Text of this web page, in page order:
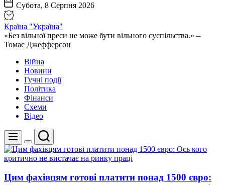
Субота, 8 Серпня 2026
Країна "Україна"
«Без вільної преси не може бути вільного суспільства.» –
Томас Джефферсон
Війна
Новини
Гучні події
Політика
Фінанси
Схеми
Відео
Меню
Перемикач
кольорового
режиму
Пошук
Цим фахівцям готові платити понад 1500 євро: